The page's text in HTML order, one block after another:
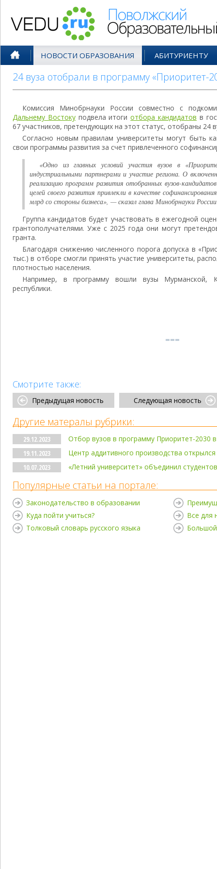
НОВОСТИ ОБРАЗОВАНИЯ АБИТУРИЕНТУ
24 вуза отобрали в программу «Приоритет-
Комиссия Минобрнауки России совместно с
Дальнему Востокуподвела итогиотбора кандидатов в
67 участников, претендующих на этот статус, отобраны 24
Согласно новым правилам университеты могут быть
свои программы развития за счет привлеченного
«Одно из главных условий участия вузов в
индустриальными партнерами и участие региона. О
реализацию программ развития отобранных вузов-
целей своего развития привлекли в качестве
млрд со стороны бизнеса», — сказал глава Минобрнауки
Группа кандидатов будет участвовать в ежегодной
грантополучателями. Уже с 2025 года они могут
гранта.
Благодаря снижению численного порога допуска в
тыс.) в отборе смогли принять участие университеты,
плотностью населения.
Например, в программу вошли вузы Мурманской,
республики.
Смотрите также:
Предыдущая новость Следующая новость
Другие матералы рубрики:
29.12.2023
Отбор вузов в программу Приоритет-2030 в
19.11.2023
Центр аддитивного производства
10.07.2023
«Летний университет» объединил
Популярные статьи на портале:
Законодательство в образовании
Куда пойти учиться?
Толковый словарь русского языка
Все для
Большой